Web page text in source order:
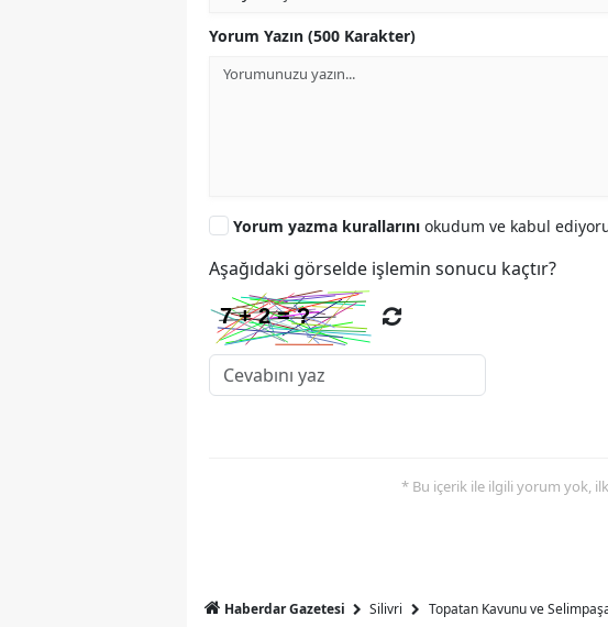
Yorum Yazın (500 Karakter)
Yorum yazma kurallarını okudum ve kabul
Aşağıdaki görselde işlemin sonucu kaçtır?
* Bu içerik ile ilgili yorum yok,
Haberdar Gazetesi Silivri Topatan Kavunu ve